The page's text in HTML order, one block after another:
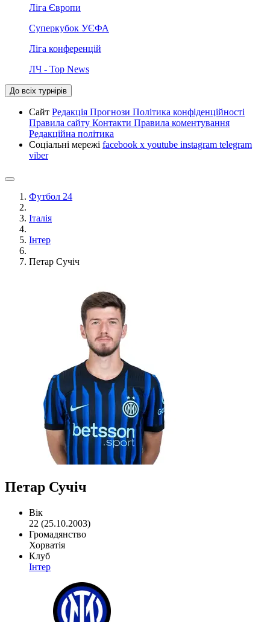
Ліга Європи
Суперкубок УЄФА
Ліга конференцій
ЛЧ - Top News
До всіх турнірів
Сайт Редакція Прогнози Політика конфіденційності
Правила сайту Контакти Правила коментування
Редакційна політика
Соціальні мережі facebook x youtube instagram telegram
viber
Футбол 24
Італія
Інтер
Петар Сучіч
Петар Сучіч
Вік
22 (25.10.2003)
Громадянство
Хорватія
Клуб
Інтер